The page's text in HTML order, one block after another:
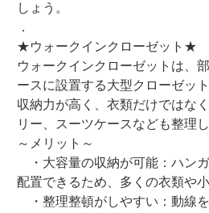
しょう。
．
★ウォークインクローゼット★
ウォークインクローゼットは、
ースに設置する大型クローゼット
収納力が高く、衣類だけではな
リー、スーツケースなども整理
～メリット～
・大容量の収納が可能：ハン
配置できるため、多くの衣類や
・整理整頓がしやすい：動線